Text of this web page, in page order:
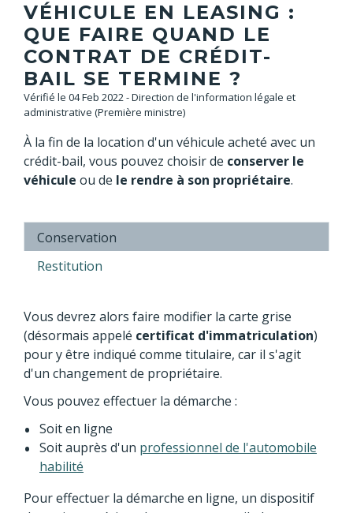
VÉHICULE EN LEASING :
QUE FAIRE QUAND LE
CONTRAT DE CRÉDIT-
BAIL SE TERMINE ?
Vérifié le 04 Feb 2022 - Direction de l'information légale et
administrative (Première ministre)
À la fin de la location d'un véhicule acheté avec un
crédit-bail, vous pouvez choisir de conserver le
véhicule ou de le rendre à son propriétaire.
Conservation
Restitution
Vous devrez alors faire modifier la carte grise
(désormais appelé certificat d'immatriculation)
pour y être indiqué comme titulaire, car il s'agit
d'un changement de propriétaire.
Vous pouvez effectuer la démarche :
Soit en ligne
Soit auprès d'un professionnel de l'automobile
habilité
Pour effectuer la démarche en ligne, un dispositif